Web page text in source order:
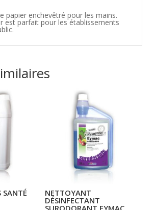
papier enchevêtré pour les mains.
est parfait pour les établissements
SANTÉ NETTOYANT
DÉSINFECTANT